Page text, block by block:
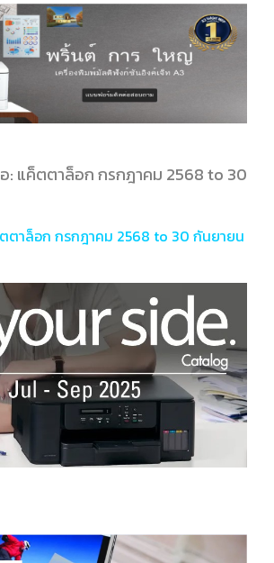
อ: แค็ตตาล็อก กรกฎาคม 2568 to 30
ตาล็อก กรกฎาคม 2568 to 30 กันยายน